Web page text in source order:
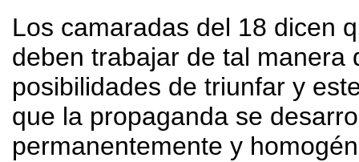
Los camaradas del 18 dicen
deben trabajar de tal manera
posibilidades de triunfar y
que la propaganda se
permanentemente y